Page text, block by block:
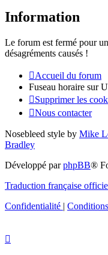
Information
Le forum est fermé pour
désagréments causés !
Accueil du forum
Fuseau horaire sur
Supprimer les
Nous contacter
Nosebleed style by Mike
Bradley
Développé parphpBB®
Traduction française
Confidentialité | Conditions